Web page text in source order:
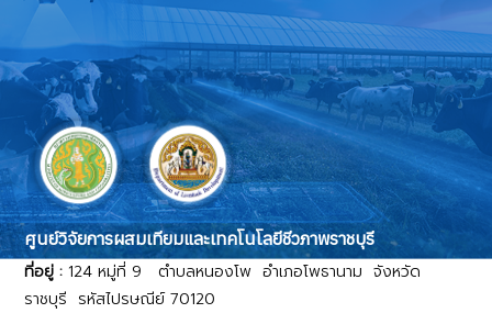
ศูนย์วิจัยการผสมเทียมและเทคโนโลยีชีวภาพราชบุรี
ที่อยู่ :124 หมู่ที่ 9 ตำบลหนองโพ อำเภอโพธานาม จังหวัด
ราชบุรี รหัสไปรษณีย์ 70120